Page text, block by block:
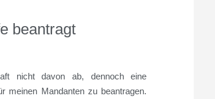
beantragt
nicht davon ab, dennoch eine
meinen Mandanten zu beantragen.